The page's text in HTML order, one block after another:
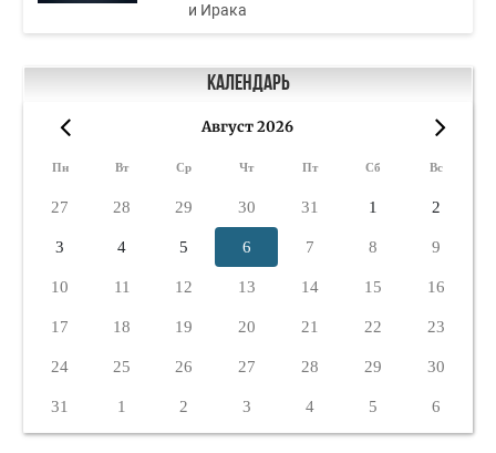
и Ирака
Календарь
Август 2026
Пн Вт Ср Чт Пт Сб Вс
27 28 29 30 31 1 2
3 4 5 6 7 8 9
10 11 12 13 14 15 16
17 18 19 20 21 22 23
24 25 26 27 28 29 30
31 1 2 3 4 5 6